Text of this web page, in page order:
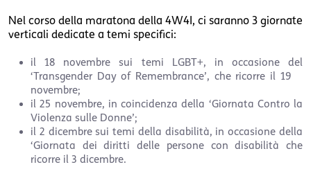
Nel corso della maratona della 4W4I, ci saranno 3 giornate
verticali dedicate a temi specifici:
il 18 novembre sui temi LGBT+, in occasione del
‘Transgender Day of Remembrance’, che ricorre il 19
novembre;
il 25 novembre, in coincidenza della ‘Giornata Contro la
Violenza sulle Donne’;
il 2 dicembre sui temi della disabilità, in occasione della
‘Giornata dei diritti delle persone con disabilità che
ricorre il 3 dicembre.